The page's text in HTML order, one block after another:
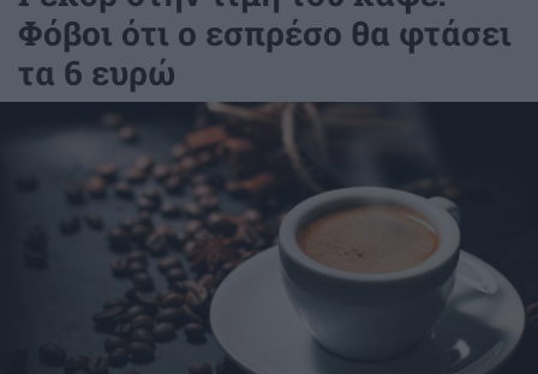
Φόβοι ότι ο εσπρέσο θα φτάσει
τα 6 ευρώ